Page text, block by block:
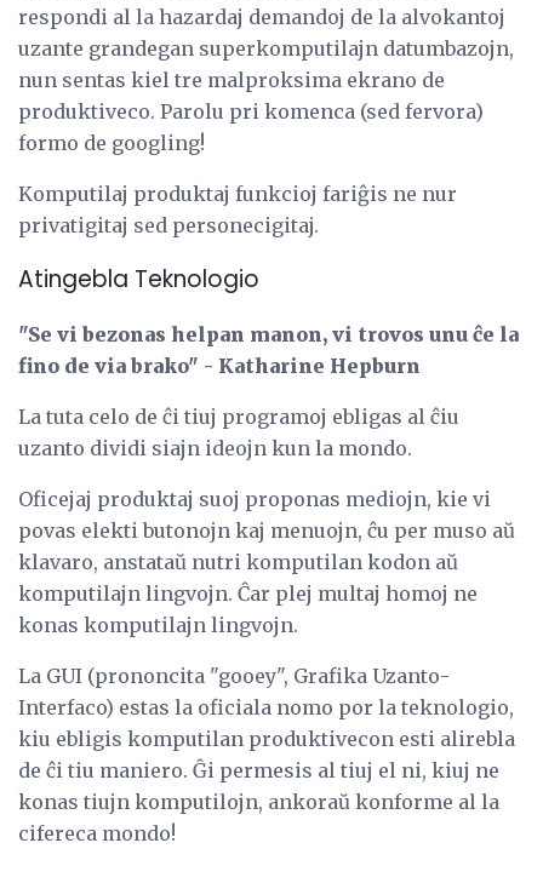
respondi al la hazardaj demandoj de la alvokantoj
uzante grandegan superkomputilajn datumbazojn,
nun sentas kiel tre malproksima ekrano de
produktiveco. Parolu pri komenca (sed fervora)
formo de googling!
Komputilaj produktaj funkcioj fariĝis ne nur
privatigitaj sed personecigitaj.
Atingebla Teknologio
"Se vi bezonas helpan manon, vi trovos unu ĉe la
fino de via brako" - Katharine Hepburn
La tuta celo de ĉi tiuj programoj ebligas al ĉiu
uzanto dividi siajn ideojn kun la mondo.
Oficejaj produktaj suoj proponas mediojn, kie vi
povas elekti butonojn kaj menuojn, ĉu per muso aŭ
klavaro, anstataŭ nutri komputilan kodon aŭ
komputilajn lingvojn. Ĉar plej multaj homoj ne
konas komputilajn lingvojn.
La GUI (prononcita "gooey", Grafika Uzanto-
Interfaco) estas la oficiala nomo por la teknologio,
kiu ebligis komputilan produktivecon esti alirebla
de ĉi tiu maniero. Ĝi permesis al tiuj el ni, kiuj ne
konas tiujn komputilojn, ankoraŭ konforme al la
cifereca mondo!